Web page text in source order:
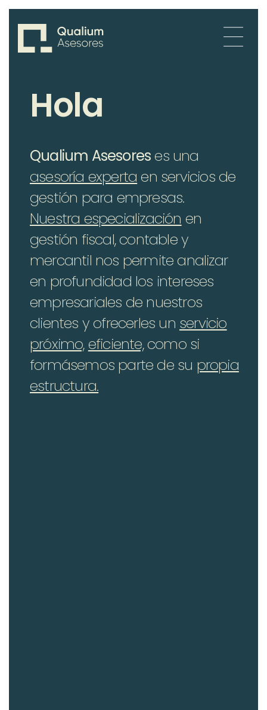
Hola
Qualium Asesores es una
asesoría experta en servicios de
gestión para empresas.
Nuestra especialización en
gestión fiscal, contable y
mercantil nos permite analizar
en profundidad los intereses
empresariales de nuestros
clientes y ofrecerles un servicio
próximo, eficiente,como si
formásemos parte de su propia
estructura.